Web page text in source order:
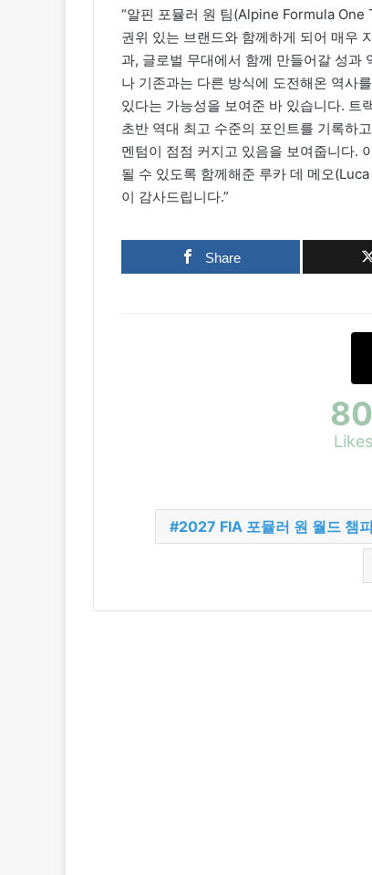
“알핀 포뮬러 원 팀(Alpine Formula One
권위 있는 브랜드와 함께하게 되어 매우
과, 글로벌 무대에서 함께 만들어갈 성과
나 기존과는 다른 방식에 도전해온 역사
있다는 가능성을 보여준 바 있습니다. 트
초반 역대 최고 수준의 포인트를 기록하
멘텀이 점점 커지고 있음을 보여줍니다.
될 수 있도록 함께해준 루카 데 메오
이 감사드립니다.”
Share
80
Likes
2027 FIA 포뮬러 원 월드 챔